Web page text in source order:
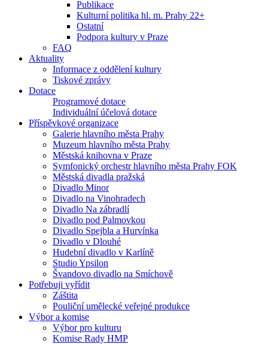
Publikace
Kulturní politika hl. m. Prahy 22+
Ostatní
Podpora kultury v Praze
FAQ
Aktuality
Informace z oddělení kultury
Tiskové zprávy
Dotace
Programové dotace
Individuální účelová dotace
Příspěvkové organizace
Galerie hlavního města Prahy
Muzeum hlavního města Prahy
Městská knihovna v Praze
Symfonický orchestr hlavního města Prahy FOK
Městská divadla pražská
Divadlo Minor
Divadlo na Vinohradech
Divadlo Na zábradlí
Divadlo pod Palmovkou
Divadlo Spejbla a Hurvínka
Divadlo v Dlouhé
Hudební divadlo v Karlíně
Studio Ypsilon
Švandovo divadlo na Smíchově
Potřebuji vyřídit
Záštita
Pouliční umělecké veřejné produkce
Výbor a komise
Výbor pro kulturu
Komise Rady HMP